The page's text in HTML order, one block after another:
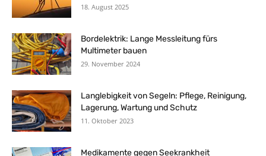
18. August 2025
Bordelektrik: Lange Messleitung fürs
Multimeter bauen
29. November 2024
Langlebigkeit von Segeln: Pflege, Reinigung,
Lagerung, Wartung und Schutz
11. Oktober 2023
Medikamente gegen Seekrankheit